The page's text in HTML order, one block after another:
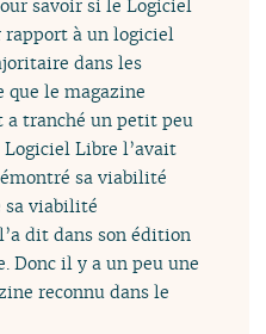
savoir si le Logiciel
à un logiciel
dans les
que le magazine
a tranché un petit peu
Libre l’avait
sa viabilité
sa viabilité
dit dans son édition
Donc il y a un peu une
reconnu dans le